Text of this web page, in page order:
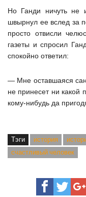
Но Ганди ничуть не
швырнул ее вслед за
просто отвисли
газеты и спросил
спокойно ответил:
— Мне оставшаяся
не принесет ни какой
кому-нибудь да
Тэги история
счастливый человек